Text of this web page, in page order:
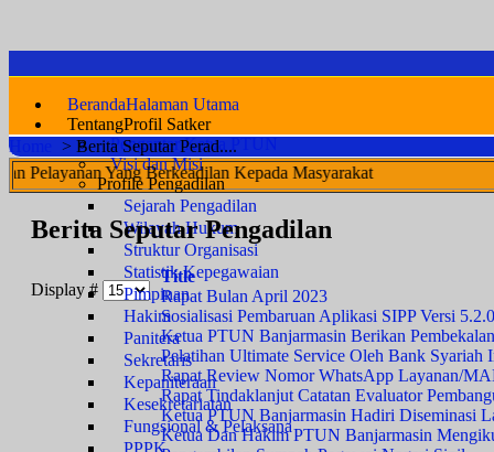
BerandaHalaman Utama
TentangProfil Satker
Pengantar Ketua PTUN
Visi dan Misi
Profile Pengadilan
Sejarah Pengadilan
Wilayah Hukum
Struktur Organisasi
Statistik Kepegawaian
Pimpinan
Hakim
Panitera
Sekretaris
Kepaniteraan
Kesekretariatan
Fungsional & Pelaksana
PPPK
Home > Berita Seputar Perad....
Berkeadilan Kepada Masyarakat
Berita Seputar Pengadilan
Display #
Title
Rapat Bulan April 2023
Sosialisasi Pembaruan Aplikasi SIPP Versi
Ketua PTUN Banjarmasin Berikan
Pelatihan Ultimate Service Oleh Bank Syariah
Rapat Review Nomor WhatsApp Layanan/
Rapat Tindaklanjut Catatan Evaluator
Ketua PTUN Banjarmasin Hadiri Diseminasi
Ketua Dan Hakim PTUN Banjarmasin